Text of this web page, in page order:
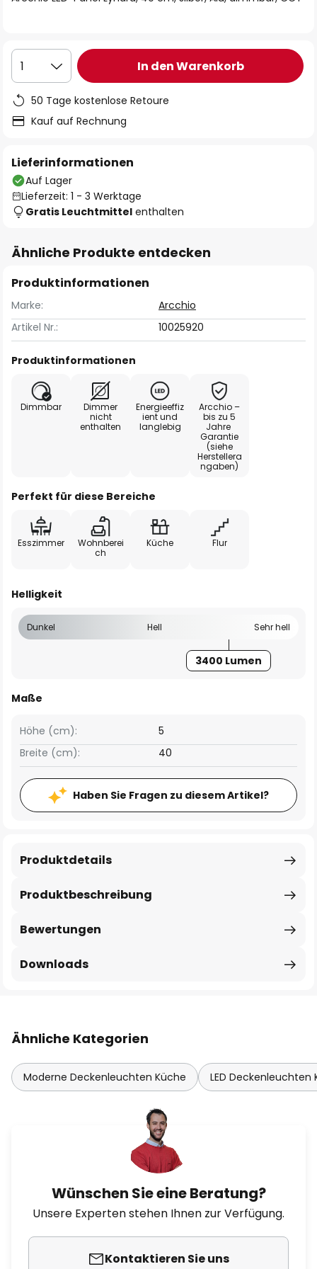
1 In den Warenkorb
50 Tage kostenlose Retoure
Kauf auf Rechnung
Lieferinformationen
Auf Lager
Lieferzeit: 1 - 3 Werktage
Gratis Leuchtmittel enthalten
Ähnliche Produkte entdecken
Produktinformationen
Marke:
Arcchio
Artikel Nr.:
10025920
Produktinformationen
Dimmbar
Dimmer
nicht
enthalten
Energieeffiz
ient und
langlebig
Arcchio –
bis zu 5
Jahre
Garantie
(siehe
Herstellera
ngaben)
Perfekt für diese Bereiche
Esszimmer
Wohnberei
ch
Küche Flur
Helligkeit
Dunkel Hell Sehr hell
3400 Lumen
Maße
Breite (cm): 40
Höhe (cm): 5
Haben Sie Fragen zu diesem Artikel?
Produktbeschreibung
Produktdetails
Bewertungen
Downloads
Ähnliche Kategorien
Moderne Deckenleuchten Küche LED Deckenleuchten
Wünschen Sie eine Beratung?
Unsere Experten stehen Ihnen zur Verfügung.
Kontaktieren Sie uns